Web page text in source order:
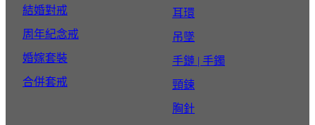
結婚對戒
周年紀念戒
婚嫁套裝
合併套戒
耳環
吊墜
手鏈 | 手鐲
頸鍊
胸針